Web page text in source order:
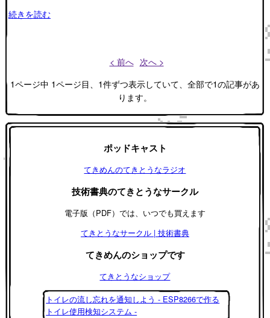
続きを読む
< 前へ 次へ >
1ページ中 1ページ目、1件ずつ表示していて、全部で1の記事があ
ります。
ポッドキャスト
てきめんのてきとうなラジオ
技術書典のてきとうなサークル
電子版（PDF）では、いつでも買えます
てきとうなサークル | 技術書典
てきめんのショップです
てきとうなショップ
トイレの流し忘れを通知しよう - ESP8266で作る
トイレ使用検知システム -